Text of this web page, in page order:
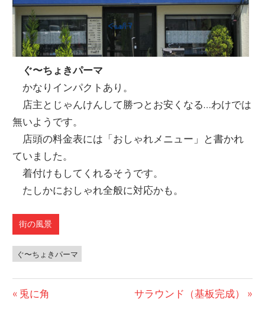
ぐ〜ちょきパーマ
かなりインパクトあり。
店主とじゃんけんして勝つとお安くなる…わけでは
無いようです。
店頭の料金表には「おしゃれメニュー」と書かれ
ていました。
着付けもしてくれるそうです。
たしかにおしゃれ全般に対応かも。
街の風景
ぐ〜ちょきパーマ
前
兎に角
次
サラウンド（基板完成）